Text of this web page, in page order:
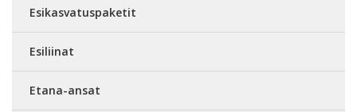
Esikasvatuspaketit
Esiliinat
Etana-ansat